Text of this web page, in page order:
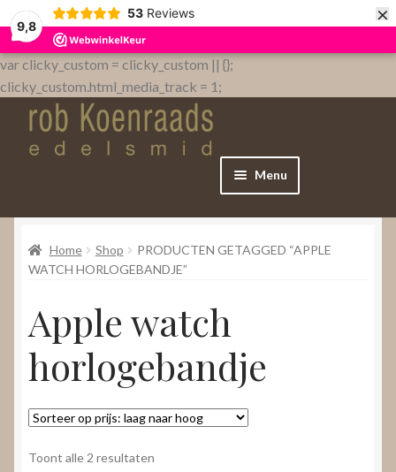
9,8
53 Reviews ×
var clicky_custom = clicky_custom || {};
clicky_custom.html_media_track = 1;
Menu
Home
WebShop
Over
Contact
Nieuws
Video’s
Home Shop
PRODUCTEN GETAGGED “APPLE
WATCH HORLOGEBANDJE”
Apple watch
horlogebandje
Toont alle 2 resultaten